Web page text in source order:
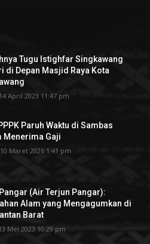
Tugu Istighfar Singkawang
di Depan Masjid Raya Kota
April 2023 11:47 pm
Paruh Waktu di Sambas
Menerima Gaji
Maret 2026 1:41 pm
(Air Terjun Pangar):
Alam yang Mengagumkan di
Barat
Mei 2023 10:29 pm